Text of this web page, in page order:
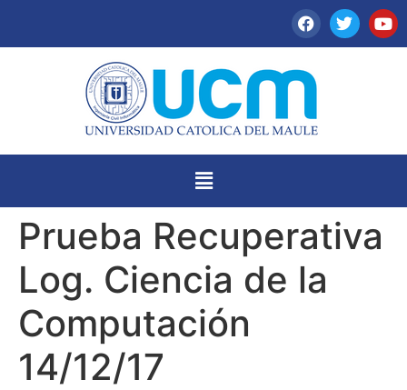
Prueba Recuperativa
Log. Ciencia de la
Computación
14/12/17